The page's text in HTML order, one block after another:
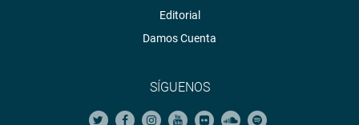
Editorial
Damos Cuenta
SÍGUENOS